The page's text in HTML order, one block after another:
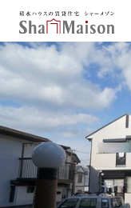
保存した条件
新着メール設定
北海道
中部